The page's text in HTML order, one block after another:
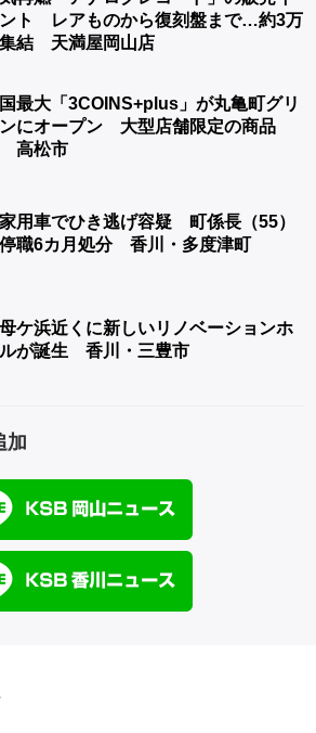
ト レアものから復刻盤まで…約3万
結 天満屋岡山店
最大「3COINS+plus」が丸亀町グリ
にオープン 大型店舗限定の商品
高松市
用車でひき逃げ容疑 町係長（55）
職6カ月処分 香川・多度津町
ケ浜近くに新しいリノベーションホ
が誕生 香川・三豊市
加